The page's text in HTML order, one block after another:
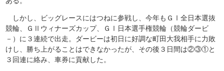
しかし、ビッグレースにはつねに参戦し、今年もＧⅠ全日本選抜
競輪、ＧⅡウィナーズカップ、ＧⅠ日本選手権競輪（競輪ダービ
－）に３連続で出走。ダービーは初日に好調な町田大我相手に力敗
けし、勝ち上がることはできなかったが、その後３日間は②③①と
３回連に絡み、車券に貢献した。